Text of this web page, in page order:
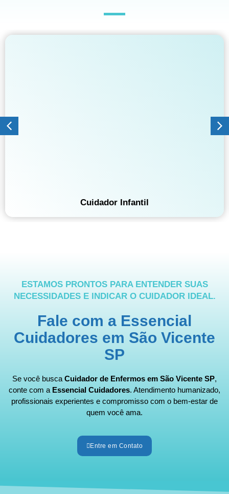
Cuidador Infantil
ESTAMOS PRONTOS PARA ENTENDER SUAS
NECESSIDADES E INDICAR O CUIDADOR IDEAL.
Fale com a Essencial
Cuidadores em São Vicente
SP
Se você busca Cuidador de Enfermos em São Vicente SP,
conte com a Essencial Cuidadores. Atendimento humanizado,
profissionais experientes e compromisso com o bem-estar de
quem você ama.
Entre em Contato